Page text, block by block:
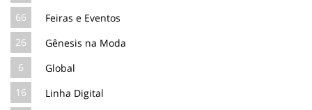
66
Feiras e Eventos
26
Gênesis na Moda
6
Global
16
Linha Digital